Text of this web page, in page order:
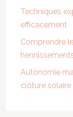
Techniques
efficacement
Comprendre
Autonomie
clôture